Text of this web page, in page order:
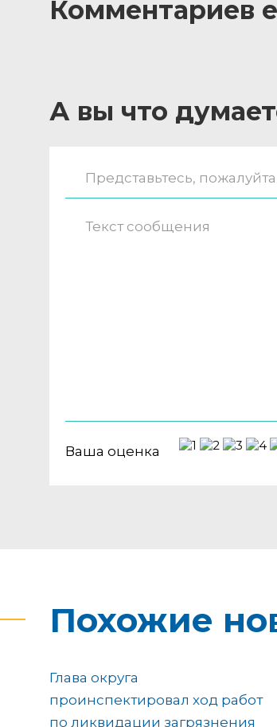
Комментариев
А вы что
Ваша оценка
Похожие
Глава округа
проинспектировал ход работ
по ликвидации загрязнения